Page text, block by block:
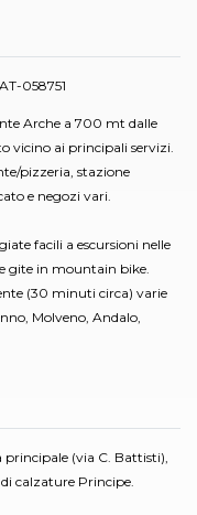
058751
Arche a 700 mt dalle
vicino ai principali servizi.
pizzeria, stazione
e negozi vari.
facili a escursioni nelle
gite in mountain bike.
(30 minuti circa) varie
Molveno, Andalo,
(via C. Battisti),
calzature Principe.